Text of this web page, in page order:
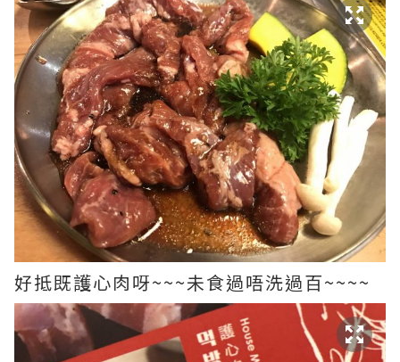
好抵既護心肉呀~~~未食過唔洗過百~~~~